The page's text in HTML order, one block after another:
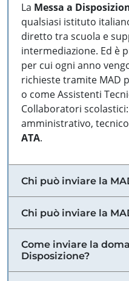
La Messa a
qualsiasi istituto
diretto tra scuola e
intermediazione. Ed è
per cui ogni anno
richieste tramite MAD
o come Assistenti
Collaboratori
amministrativo,
ATA.
Chi può inviare la
Chi può inviare la
Come inviare la
Disposizione?